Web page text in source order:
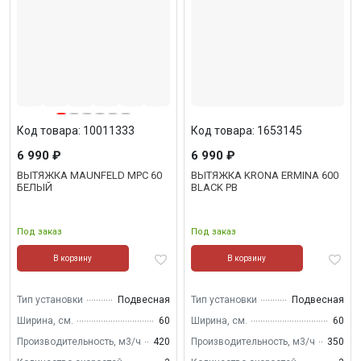
ВЫТЯЖКА MAUNFELD MPC 60
БЕЛЫЙ
Под заказ
Код товара: 10011333
6 990 ₽
В корзину
Тип установки
Подвесная
Ширина, см.
60
Производительность, м3/ч
420
ВЫТЯЖКА KRONA ERMINA 600
BLACK PB
Под заказ
Код товара: 1653145
6 990 ₽
В корзину
Тип установки
Подвесная
Ширина, см.
60
Производительность, м3/ч
350